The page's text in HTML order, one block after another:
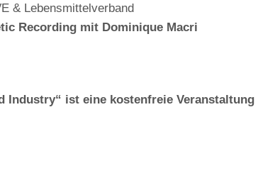
& Lebensmittelverband
Recording mit Dominique Macri
Industry“ ist eine kostenfreie